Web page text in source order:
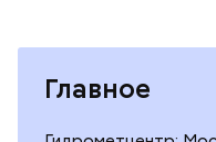
Главное